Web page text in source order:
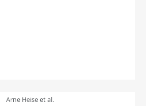
Arne Heise et al.